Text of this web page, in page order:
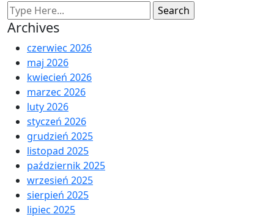
Archives
czerwiec 2026
maj 2026
kwiecień 2026
marzec 2026
luty 2026
styczeń 2026
grudzień 2025
listopad 2025
październik 2025
wrzesień 2025
sierpień 2025
lipiec 2025